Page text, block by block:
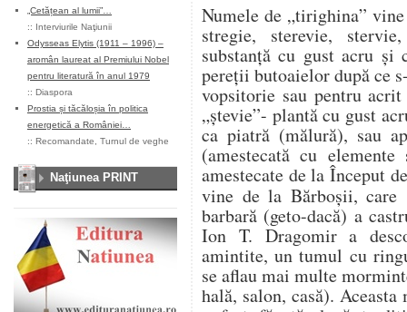
„Cetățean al lumii”…
:: Interviurile Naţiunii
Odysseas Elytis (1911 – 1996) –
aromân laureat al Premiului Nobel
pentru literatură în anul 1979
:: Diaspora
Prostia și tăcăloșia în politica
energetică a României…
:: Recomandate Turnul de veghe
Naţiunea PRINT
Numele de „tirighina”
stregie, sterevie,
substanță cu gust acru și
pereții butoaielor după ce
vopsitorie sau pentru
„ștevie”- plantă cu gust
ca piatră (mălură), sau
(amestecată cu
amestecate de la Început
vine de la Bărboșii,
barbară (geto-dacă) a
Ion T. Dragomir a
amintite, un tumul cu
se aflau mai multe
hală, salon, casă).